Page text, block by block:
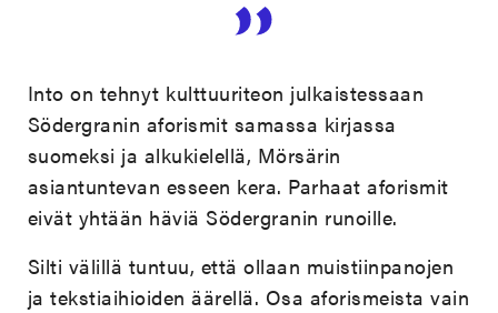
Into on tehnyt kulttuuriteon julkaistessaan
Södergranin aforismit samassa kirjassa
suomeksi ja alkukielellä, Mörsärin
asiantuntevan esseen kera. Parhaat aforismit
eivät yhtään häviä Södergranin runoille.
Silti välillä tuntuu, että ollaan muistiinpanojen
ja tekstiaihioiden äärellä. Osa aforismeista vain